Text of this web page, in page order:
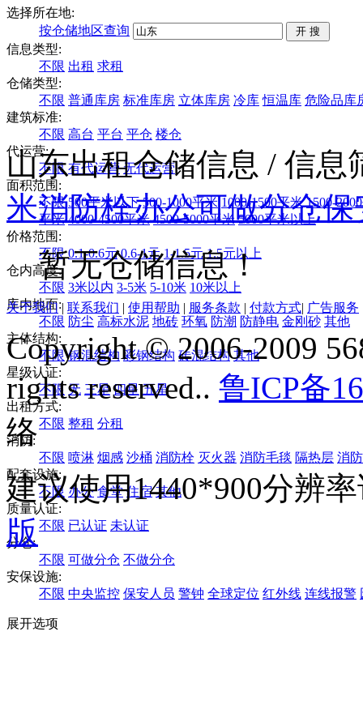
选择所在地:
按仓储地区查询
信息类型:
不限 出租 求租
仓储类型:
不限 普通库房 标准库房 立体库房 冷库 恒温库 危险品库
建筑标准:
不限 高台 平台 平仓 楼仓
代运营:
不限 有代运营 无代运营
面积范围:
不限 500平米以下 500-1000平米 1000-1500平米 1500-
平米 4000-4500平米 4500-5000平米 5000平米以上
价格范围:
不限 0.1-0.6元 0.6-1元 1-1.5元 1.5元以上
仓内高度:
不限 3米以内 3-5米 5-10米 10米以上
库内地面:
不限 防尘 高标水泥 地砖 环氧 防潮 防静电 金刚砂 其他
主体结构:
不限 钢混结构 彩钢结构 砖混结构 其他
星级认证:
不限 无 三星 四星 五星
出租方式:
不限 整租 分租
消防:
不限 喷淋 烟感 沙桶 消防栓 灭火器 消防毛毯 隔热层 消
配套设施:
不限 办公 食堂 住宿 其他
质量认证:
不限 已认证 未认证
分仓:
不限 可做分仓 不做分仓
安保设施:
不限 中央监控 保安人员 警钟 全球定位 红外线 连线报警
展开选项
山东出租仓储信息 / 信息
米消防栓办公可做分仓保
暂无仓储信息！
关于我们| 联系我们 | 使用帮助 | 服务条款 | 付款方式| 广告服务
Copyright © 2006-2009
rights reserved.. 鲁ICP备
络
建议使用1440*900分辨
版